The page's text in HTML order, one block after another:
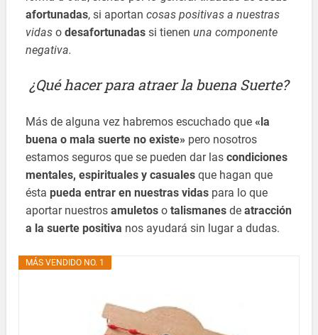
afortunadas, si aportancosas positivas a nuestras
vidas odesafortunadas si tienen una componente
negativa.
¿Qué hacer para atraer la buena Suerte?
Más de alguna vez habremos escuchado que«la
buena o mala suerte no existe» pero nosotros
estamos seguros que se pueden dar lascondiciones
mentales, espirituales y casuales que hagan que
ésta pueda entrar en nuestras vidas para lo que
aportar nuestrosamuletos otalismanes deatracción
a la suerte positiva nos ayudará sin lugar a dudas.
MÁS VENDIDO NO. 1